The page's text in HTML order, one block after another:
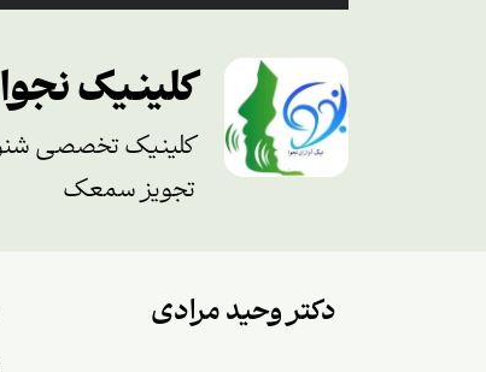
کلینیک نجوا
کلینیک تخصصی
تجویز سمعک
دکتر وحید مرادی